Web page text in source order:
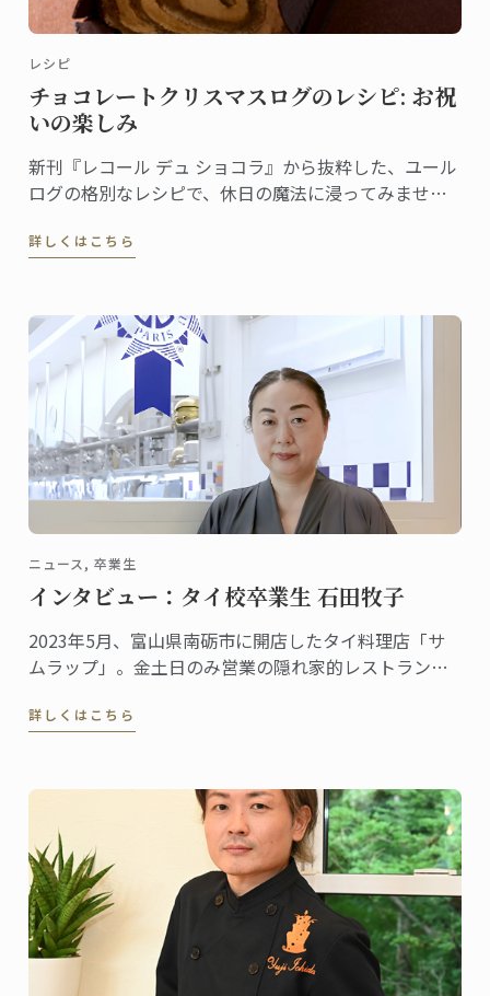
レシピ
チョコレートクリスマスログのレシピ: お祝
いの楽しみ
新刊『レコール デュ ショコラ』から抜粋した、ユール
ログの格別なレシピで、休日の魔法に浸ってみません
ゲストを喜ばせ、クリスマスのテーブルを盛り上げる
詳しくはこちら
ニュース, 卒業生
インタビュー：タイ校卒業生 石田牧子
2023年5月、富山県南砺市に開店したタイ料理店「サ
ムラップ」。金土日のみ営業の隠れ家的レストランに
既に評判、地元客はもちろん、遠くから足を延ばす人
詳しくはこちら